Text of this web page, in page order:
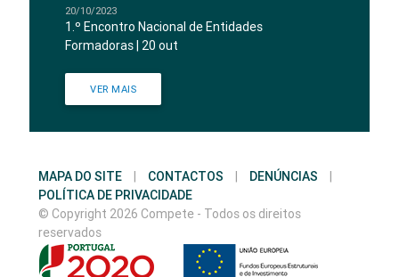
20/10/2023
1.º Encontro Nacional de Entidades
Formadoras | 20 out
VER MAIS
MAPA DO SITE | CONTACTOS | DENÚNCIAS
|
POLÍTICA DE PRIVACIDADE
© Copyright 2026 Compete - Todos os direitos
reservados